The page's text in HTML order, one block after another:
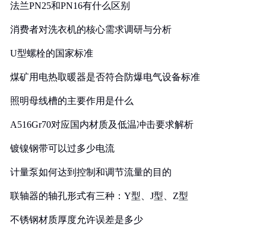
法兰PN25和PN16有什么区别
消费者对洗衣机的核心需求调研与分析
U型螺栓的国家标准
煤矿用电热取暖器是否符合防爆电气设备标准
照明母线槽的主要作用是什么
A516Gr70对应国内材质及低温冲击要求解析
镀镍钢带可以过多少电流
计量泵如何达到控制和调节流量的目的
联轴器的轴孔形式有三种：Y型、J型、Z型
不锈钢材质厚度允许误差是多少